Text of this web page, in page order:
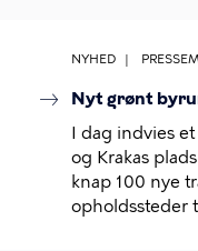
NYHED
Nyt grønt
I dag indvies
og Krakas
knap 100 nye
opholdssteder